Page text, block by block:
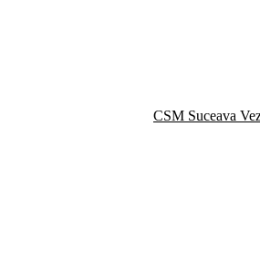
CSM Suceava